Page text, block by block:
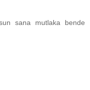
sana mutlaka bende